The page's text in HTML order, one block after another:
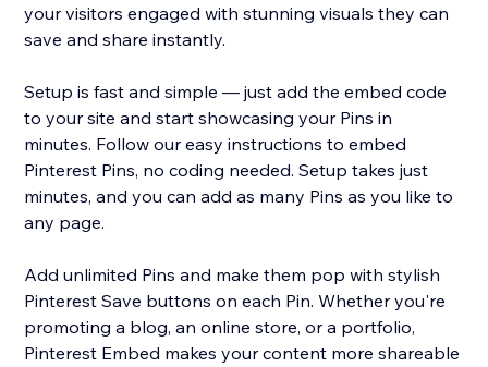
your visitors engaged with stunning visuals they can
save and share instantly.
Setup is fast and simple — just add the embed code
to your site and start showcasing your Pins in
minutes. Follow our easy instructions to embed
Pinterest Pins, no coding needed. Setup takes just
minutes, and you can add as many Pins as you like to
any page.
Add unlimited Pins and make them pop with stylish
Pinterest Save buttons on each Pin. Whether you're
promoting a blog, an online store, or a portfolio,
Pinterest Embed makes your content more shareable